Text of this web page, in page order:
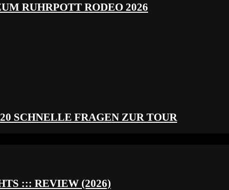
RUHRPOTT RODEO 2026
SCHNELLE FRAGEN ZUR TOUR
::: REVIEW (2026)